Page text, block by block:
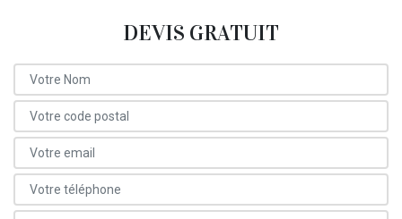
DEVIS GRATUIT